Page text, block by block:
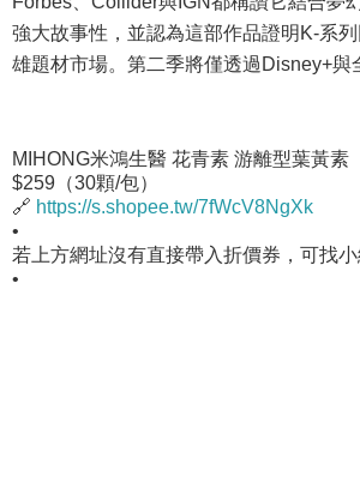
強大故事性，並認為這部作品證明K-系
雄題材市場。第二季將僅透過Disney+與
MIHONG米鴻生醫 花青素 游離型葉黃素
$259（30顆/包）
🔗 https://s.shopee.tw/7fWcV8NgXk
•
若上方網址沒有直接帶入折價券，可找
•